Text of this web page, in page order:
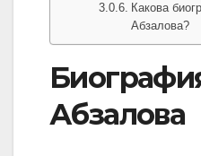
Какова
Абзалова?
Абзалова